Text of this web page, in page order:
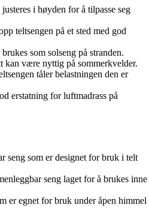
i høyden for å tilpasse seg
teltsengen på et sted med god
som solseng på stranden.
kan være nyttig på sommerkvelder.
tåler belastningen den er
erstatning for luftmadrass på
seng som er designet for bruk i telt
seng laget for å brukes inne
er egnet for bruk under åpen himmel